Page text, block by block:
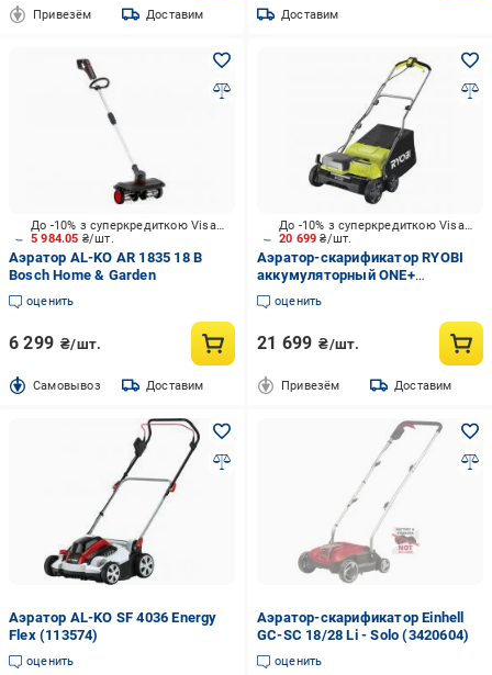
Привезём Доставим Доставим
5 984.05 ₴/шт.
До -10% з суперкредиткою Visa Вигода
Аэратор AL-KO AR 1835 18 В
Bosch Home & Garden
оценить
6 299 ₴/шт.
Cамовывоз Доставим
20 699₴/шт.
До -10% з суперкредиткою Visa Вигода
Аэратор-скарификатор RYOBI
аккумуляторный ONE+
RY18SFX35A-240
оценить
21 699 ₴/шт.
Привезём Доставим
Аэратор AL-KO SF 4036 Energy
Flex (113574)
оценить
Аэратор-скарификатор Einhell
GC-SC 18/28 Li - Solo (3420604)
оценить